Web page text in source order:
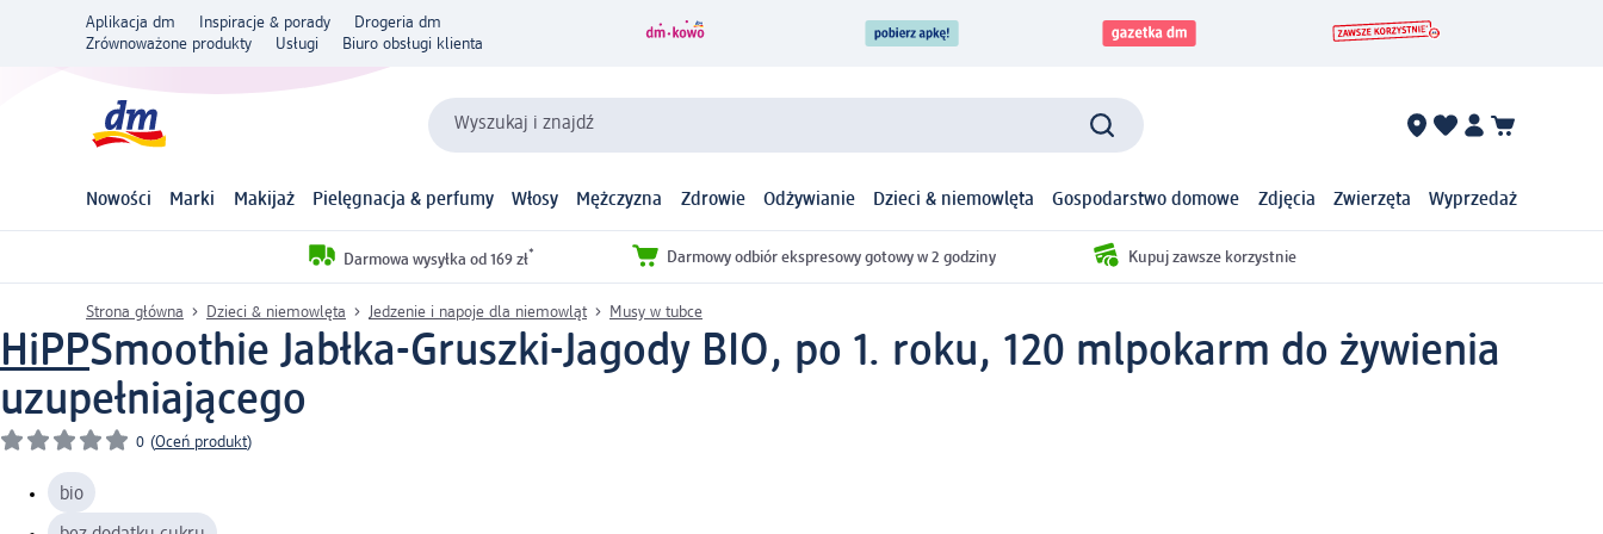
Aplikacja dm Inspiracje & porady
Drogeria dm
Zrównoważone produkty
Usługi Biuro obsługi klienta
Wyszukaj i znajdź
Nowości Marki Makijaż Pielęgnacja & perfumy Włosy Mężczyzna Zdrowie Odżywianie Dzieci & niemowlęta Gospodarstwo domowe Zdjęcia Zwierzęta Wyprzedaż
Darmowa wysyłka od 169 zł* Darmowy odbiór ekspresowy gotowy w 2 godziny Kupuj zawsze korzystnie
Strona główna Dzieci & niemowlęta Jedzenie i napoje dla niemowląt Musy w tubce
HiPPSmoothie Jabłka-Gruszki-Jagody BIO, po 1. roku, 120 mlpokarm do żywienia
uzupełniającego
0 (Oceń produkt)
bio